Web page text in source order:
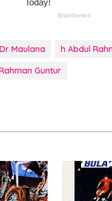
Dr Maulana h Abdul
Guntur